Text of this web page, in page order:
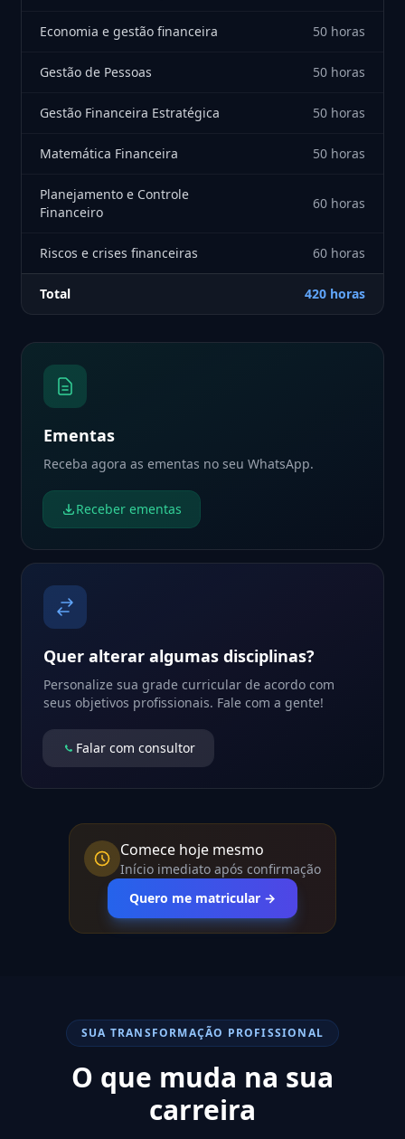
Economia e gestão financeira 50 horas
Gestão de Pessoas 50 horas
Gestão Financeira Estratégica 50 horas
Matemática Financeira 50 horas
Planejamento e Controle
Financeiro
60 horas
Riscos e crises financeiras 60 horas
Total 420 horas
Ementas
Receba agora as ementas no seu WhatsApp.
Receber ementas
Quer alterar algumas disciplinas?
Personalize sua grade curricular de acordo com
seus objetivos profissionais. Fale com a gente!
Falar com consultor
Comece hoje mesmo
Início imediato após confirmação
Quero me matricular →
SUA TRANSFORMAÇÃO PROFISSIONAL
O que muda na sua
carreira